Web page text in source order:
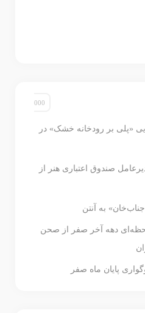
«پلی بر رودخانه خشک» در
صندوق اعتباری هنر از
به آنتن
دهه آخر صفر از صحن
پایان ماه صفر